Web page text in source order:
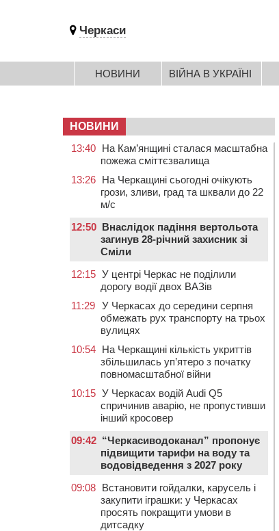
Черкаси
НОВИНИ ВІЙНА В УКРАЇНІ
НОВИНИ
13:40 На Кам’янщині сталася масштабна
пожежа сміттєзвалища
13:26 На Черкащині сьогодні очікують
грози, зливи, град та шквали до 22
м/с
12:50 Внаслідок падіння вертольота
загинув 28-річний захисник зі
Сміли
12:15 У центрі Черкас не поділили
дорогу водії двох ВАЗів
11:29 У Черкасах до середини серпня
обмежать рух транспорту на трьох
вулицях
10:54 На Черкащині кількість укриттів
збільшилась уп’ятеро з початку
повномасштабної війни
10:15 У Черкасах водій Audi Q5
спричинив аварію, не пропустивши
інший кросовер
09:42 “Черкасиводоканал” пропонує
підвищити тарифи на воду та
водовідведення з 2027 року
09:08 Встановити гойдалки, карусель і
закупити іграшки: у Черкасах
просять покращити умови в
дитсадку